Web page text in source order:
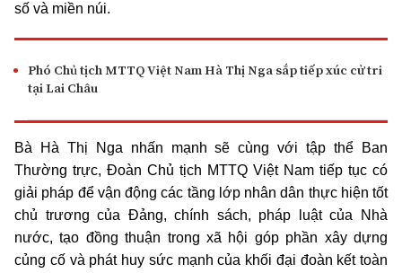
số và miền núi.
Phó Chủ tịch MTTQ Việt Nam Hà Thị Nga sắp tiếp xúc cử tri
tại Lai Châu
Bà Hà Thị Nga nhấn mạnh sẽ cùng với tập thể Ban
Thường trực, Đoàn Chủ tịch MTTQ Việt Nam tiếp tục có
giải pháp để vận động các tầng lớp nhân dân thực hiện tốt
chủ trương của Đảng, chính sách, pháp luật của Nhà
nước, tạo đồng thuận trong xã hội góp phần xây dựng
củng cố và phát huy sức mạnh của khối đại đoàn kết toàn